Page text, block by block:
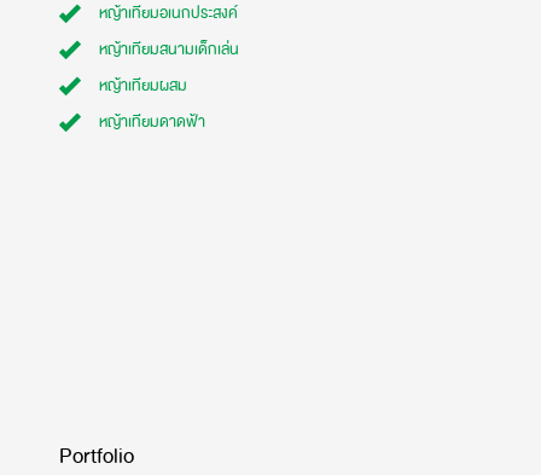
หญ้าเทียมอเนกประสงค์
หญ้าเทียมสนามเด็กเล่น
หญ้าเทียมผสม
หญ้าเทียมดาดฟ้า
Portfolio